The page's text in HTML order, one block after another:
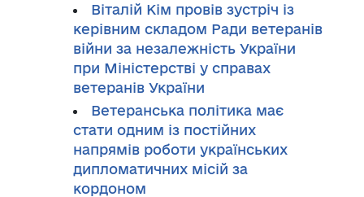
Віталій Кім провів зустріч із
керівним складом Ради ветеранів
війни за незалежність України
при Міністерстві у справах
ветеранів України
Ветеранська політика має
стати одним із постійних
напрямів роботи українських
дипломатичних місій за
кордоном